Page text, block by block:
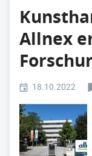
Allnex
18.10.2022